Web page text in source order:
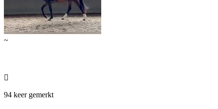
~

94 keer gemerkt